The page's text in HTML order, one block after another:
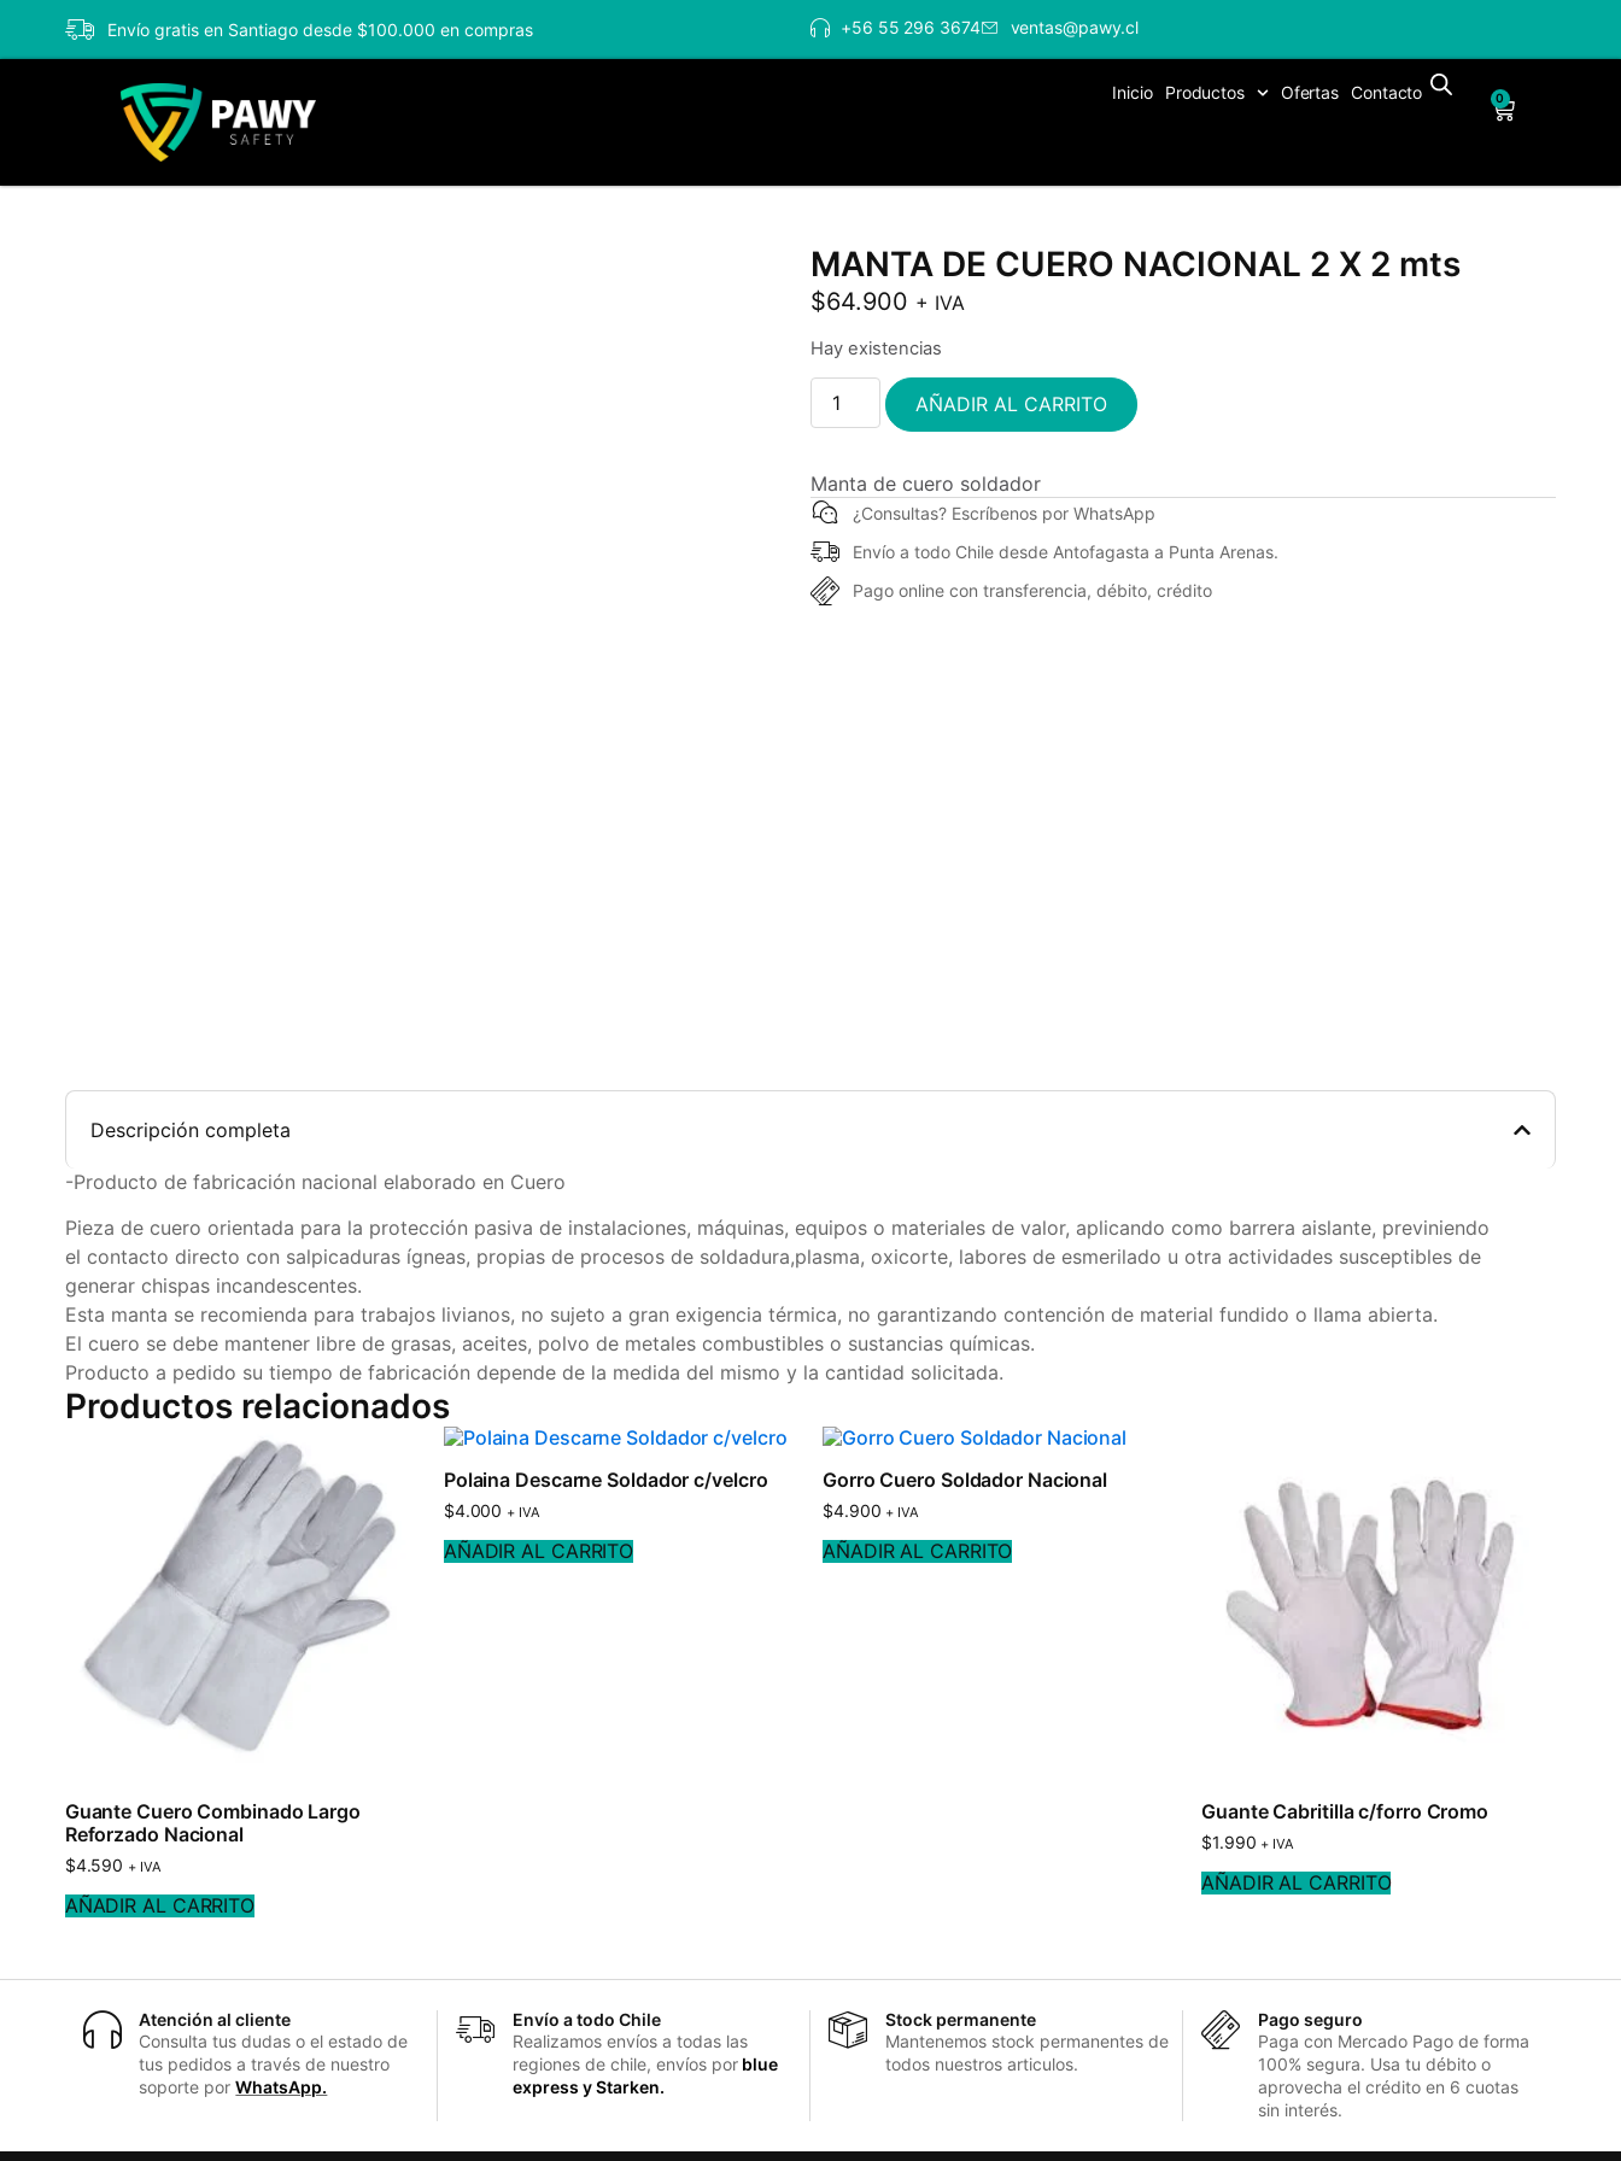
Envío gratis en Santiago desde $100.000 en compras +56 55 296 3674 ventas@pawy.cl
Inicio Productos Ofertas Contacto 0
MANTA DE CUERO NACIONAL 2 X 2 mts
$64.900 + IVA
Hay existencias
AÑADIR AL CARRITO
Manta de cuero soldador
¿Consultas? Escríbenos por WhatsApp
Envío a todo Chile desde Antofagasta a Punta Arenas.
Pago online con transferencia, débito, crédito
Descripción completa
-Producto de fabricación nacional elaborado en Cuero
Pieza de cuero orientada para la protección pasiva de instalaciones, máquinas, equipos o materiales de valor, aplicando como barrera aislante, previniendo
el contacto directo con salpicaduras ígneas, propias de procesos de soldadura,plasma, oxicorte, labores de esmerilado u otra actividades susceptibles de
generar chispas incandescentes.
Esta manta se recomienda para trabajos livianos, no sujeto a gran exigencia térmica, no garantizando contención de material fundido o llama abierta.
El cuero se debe mantener libre de grasas, aceites, polvo de metales combustibles o sustancias químicas.
Producto a pedido su tiempo de fabricación depende de la medida del mismo y la cantidad solicitada.
Productos relacionados
Guante Cuero Combinado Largo
Reforzado Nacional
$4.590 + IVA
AÑADIR AL CARRITO
Polaina Descarne Soldador c/velcro
$4.000 + IVA
AÑADIR AL CARRITO
Gorro Cuero Soldador Nacional
$4.900 + IVA
AÑADIR AL CARRITO
Guante Cabritilla c/forro Cromo
$1.990 + IVA
AÑADIR AL CARRITO
Atención al cliente
Consulta tus dudas o el estado de
tus pedidos a través de nuestro
soporte porWhatsApp.
Envío a todo Chile
Realizamos envíos a todas las
regiones de chile, envíos porblue
express y Starken.
Stock permanente
Mantenemos stock permanentes de
todos nuestros articulos.
Pago seguro
Paga con Mercado Pago de forma
100% segura. Usa tu débito o
aprovecha el crédito en 6 cuotas
sin interés.